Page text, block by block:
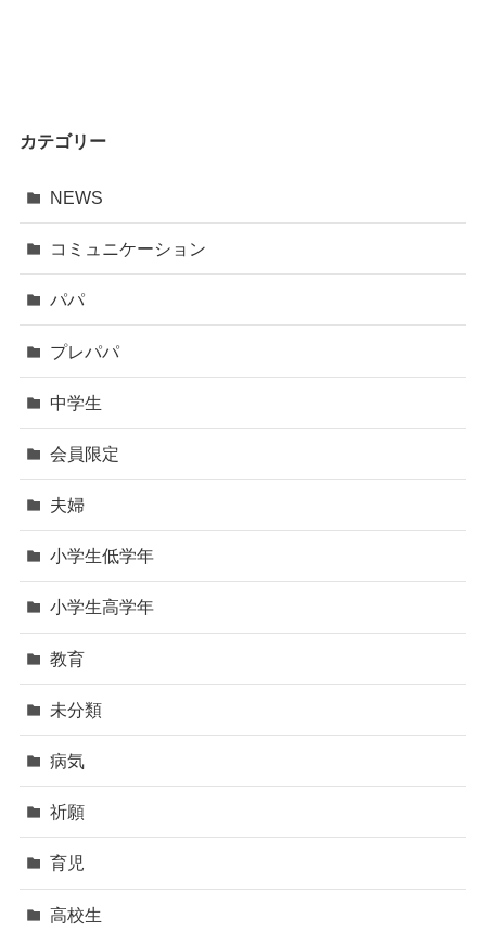
カテゴリー
NEWS
コミュニケーション
パパ
プレパパ
中学生
会員限定
夫婦
小学生低学年
小学生高学年
教育
未分類
病気
祈願
育児
高校生